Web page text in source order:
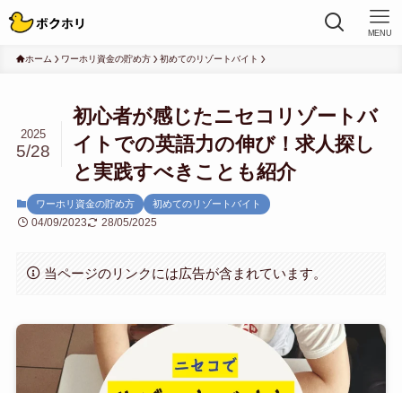
MENU
ホーム ワーホリ資金の貯め方 初めてのリゾートバイト
初心者が感じたニセコリゾートバ
イトでの英語力の伸び！求人探し
と実践すべきことも紹介
2025
5/28
ワーホリ資金の貯め方 初めてのリゾートバイト
04/09/2023 28/05/2025
当ページのリンクには広告が含まれています。